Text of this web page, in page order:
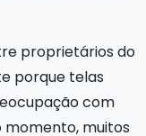
proprietários do
porque telas
com
momento, muitos